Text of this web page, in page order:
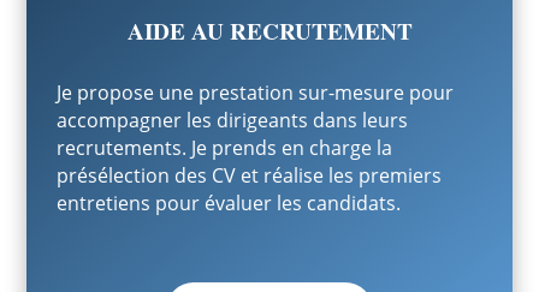
AIDE AU RECRUTEMENT
Je propose une prestation sur-mesure pour
accompagner les dirigeants dans leurs
recrutements. Je prends en charge la
présélection des CV et réalise les premiers
entretiens pour évaluer les candidats.